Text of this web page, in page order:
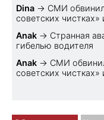
Dina → СМИ
советских чистках»
Anak → Странная
гибелью водителя
Anak → СМИ
советских чистках»